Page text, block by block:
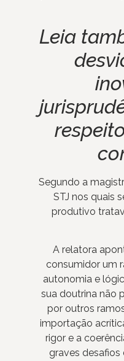
Leia
Segundo a
STJ nos quais
produtivo
A relatora
consumidor um
autonomia e
sua doutrina não
por outros
importação
rigor e a
graves